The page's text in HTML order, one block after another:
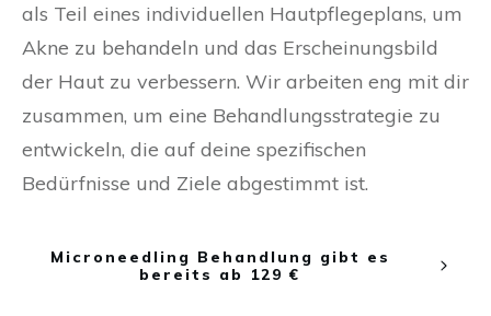
als Teil eines individuellen Hautpflegeplans, um
Akne zu behandeln und das Erscheinungsbild
der Haut zu verbessern. Wir arbeiten eng mit dir
zusammen, um eine Behandlungsstrategie zu
entwickeln, die auf deine spezifischen
Bedürfnisse und Ziele abgestimmt ist.
Microneedling Behandlung gibt es
bereits ab 129 €